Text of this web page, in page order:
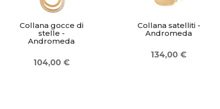
Collana gocce di
stelle -
Andromeda
104,00 €
Collana satelliti -
Andromeda
134,00 €